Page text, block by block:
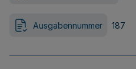
Ausgabennummer 187